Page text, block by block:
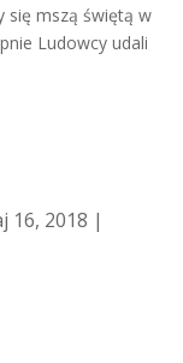
się mszą świętą w
Ludowcy udali
16, 2018 |